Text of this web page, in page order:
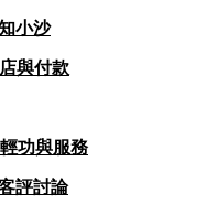
小沙
與付款
功與服務
評討論